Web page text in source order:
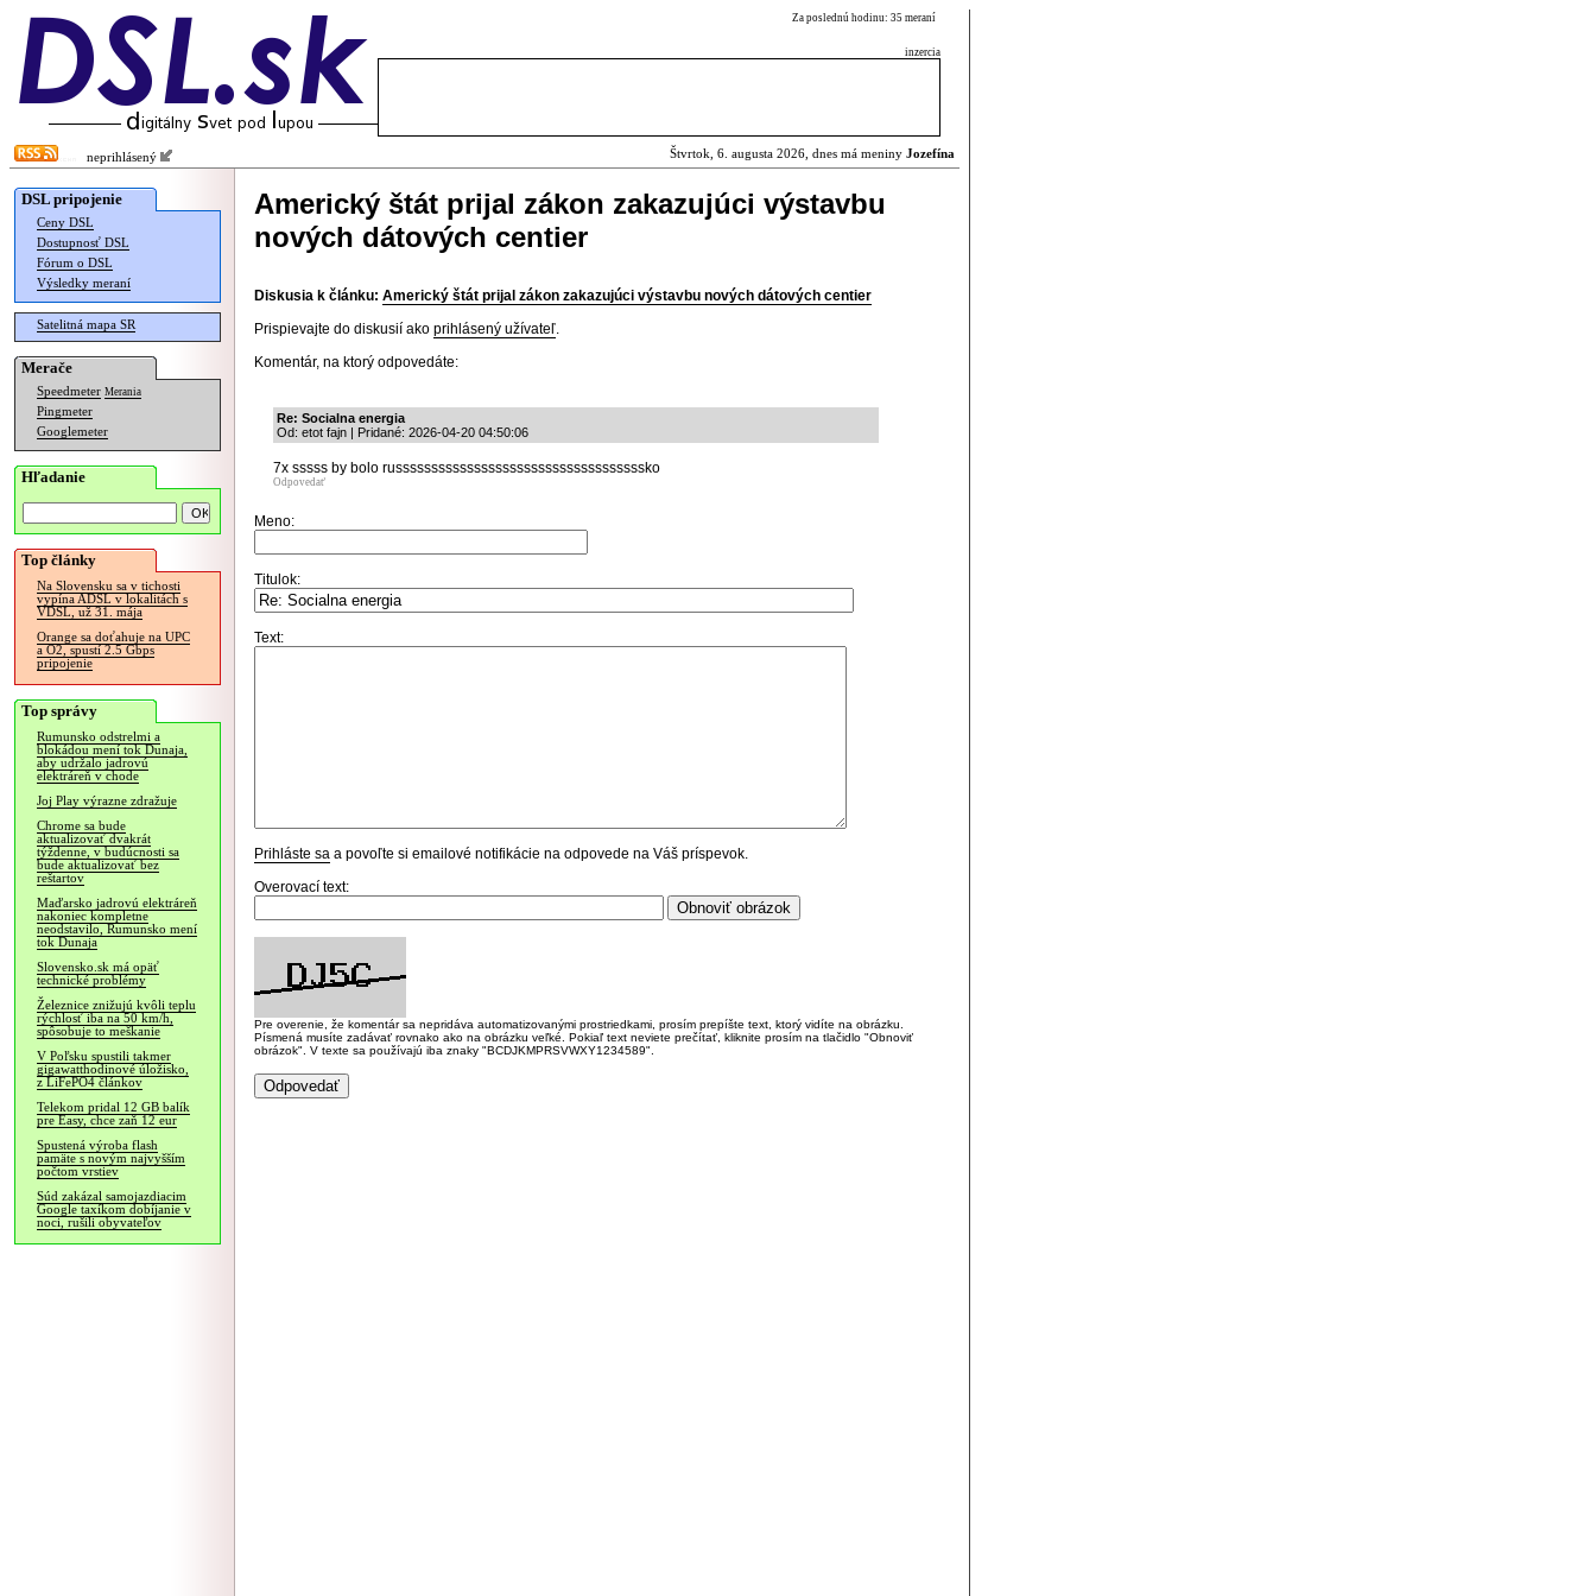
Za poslednú hodinu: 35 meraní
inzercia
neprihlásený Štvrtok, 6. augusta 2026, dnes má meniny Jozefína
DSL pripojenie
Ceny DSL
Dostupnosť DSL
Fórum o DSL
Výsledky meraní
Satelitná mapa SR
Merače
Speedmeter Merania
Pingmeter
Googlemeter
Hľadanie
Top články
Na Slovensku sa v tichosti
vypína ADSL v lokalitách s
VDSL, už 31. mája
Orange sa doťahuje na UPC
a O2, spustí 2.5 Gbps
pripojenie
Top správy
Rumunsko odstrelmi a
blokádou mení tok Dunaja,
aby udržalo jadrovú
elektráreň v chode
Joj Play výrazne zdražuje
Chrome sa bude
aktualizovať dvakrát
týždenne, v budúcnosti sa
bude aktualizovať bez
reštartov
Maďarsko jadrovú elektráreň
nakoniec kompletne
neodstavilo, Rumunsko mení
tok Dunaja
Slovensko.sk má opäť
technické problémy
Železnice znižujú kvôli teplu
rýchlosť iba na 50 km/h,
spôsobuje to meškanie
V Poľsku spustili takmer
gigawatthodinové úložisko,
z LiFePO4 článkov
Telekom pridal 12 GB balík
pre Easy, chce zaň 12 eur
Spustená výroba flash
pamäte s novým najvyšším
počtom vrstiev
Súd zakázal samojazdiacim
Google taxíkom dobíjanie v
noci, rušili obyvateľov
Americký štát prijal zákon zakazujúci výstavbu
nových dátových centier
Diskusia k článku: Americký štát prijal zákon zakazujúci výstavbu nových dátových centier
Prispievajte do diskusií ako prihlásený užívateľ.
Komentár, na ktorý odpovedáte:
Re: Socialna energia
Od: etot fajn | Pridané: 2026-04-20 04:50:06
7x sssss by bolo russsssssssssssssssssssssssssssssssssko
Odpovedať
Meno:
Titulok:
Text:
Prihláste sa a povoľte si emailové notifikácie na odpovede na Váš príspevok.
Overovací text:
Pre overenie, že komentár sa nepridáva automatizovanými prostriedkami, prosím prepíšte text, ktorý vidíte na obrázku.
Písmená musíte zadávať rovnako ako na obrázku veľké. Pokiaľ text neviete prečítať, kliknite prosím na tlačidlo "Obnoviť
obrázok". V texte sa používajú iba znaky "BCDJKMPRSVWXY1234589".